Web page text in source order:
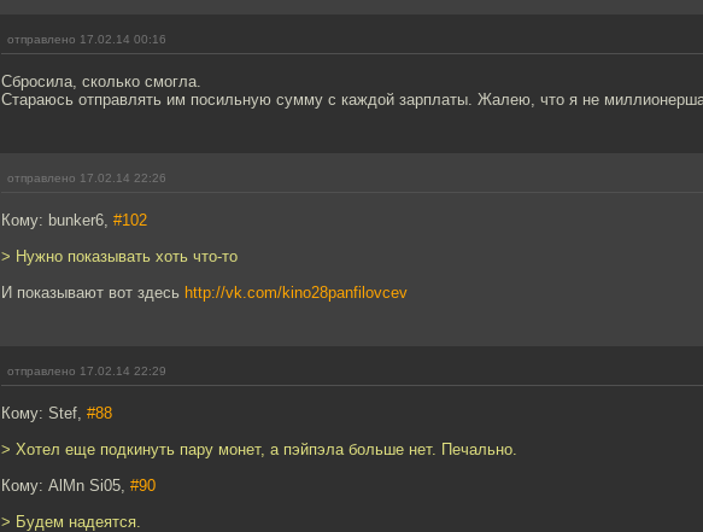
отправлено 17.02.14 00:16
Сбросила, сколько смогла.
Стараюсь отправлять им посильную сумму с каждой зарплаты. Жалею, что я не
отправлено 17.02.14 22:26
Кому: bunker6, #102
> Нужно показывать хоть что-то
И показывают вот здесь http://vk.com/kino28panfilovcev
отправлено 17.02.14 22:29
Кому: Stef, #88
> Хотел еще подкинуть пару монет, а пэйпэла больше нет. Печально.
Кому: AlMn Si05, #90
> Будем надеятся.